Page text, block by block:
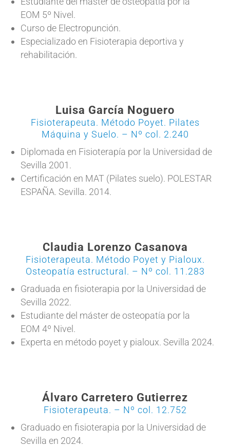
EOM 5º Nivel.
Curso de Electropunción.
Especializado en Fisioterapia deportiva y
rehabilitación.
Luisa García Noguero
Fisioterapeuta. Método Poyet. Pilates
Máquina y Suelo. – Nº col. 2.240
Diplomada en Fisioterapía por la Universidad de
Sevilla 2001.
Certificación en MAT (Pilates suelo). POLESTAR
ESPAÑA. Sevilla. 2014.
Claudia Lorenzo Casanova
Fisioterapeuta. Método Poyet y Pialoux.
Osteopatía estructural. – Nº col. 11.283
Graduada en fisioterapia por la Universidad de
Sevilla 2022.
Estudiante del máster de osteopatía por la
EOM 4º Nivel.
Experta en método poyet y pialoux. Sevilla 2024.
Álvaro Carretero Gutierrez
Fisioterapeuta. – Nº col. 12.752
Graduado en fisioterapia por la Universidad de
Sevilla en 2024.